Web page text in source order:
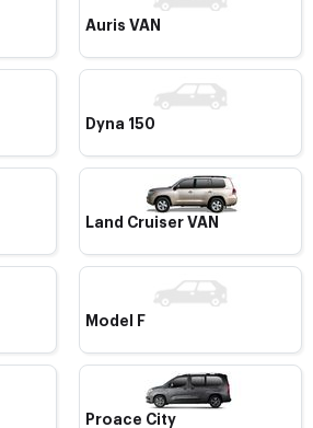
Auris VAN
Dyna 150
Land Cruiser VAN
Model F
Proace City